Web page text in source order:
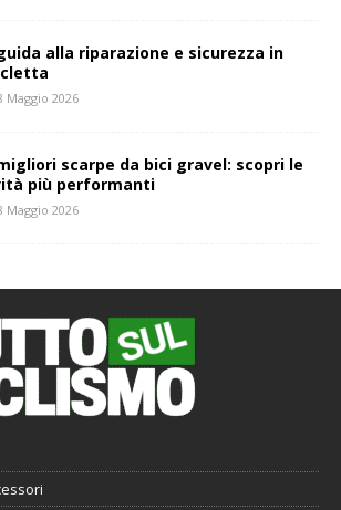
alla riparazione e sicurezza in
Maggio 2026
scarpe da bici gravel: scopri le
più performanti
Maggio 2026